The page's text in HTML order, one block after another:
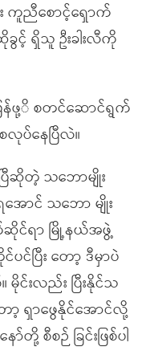
း ကူညီစောင့်ရှောက်
ခွင့် ရှိသူ ဦးခါးလီကို
ြန်ဖု့ိ စတင်ဆောင်ရွက်
ပ်နေပြီလဲ။
ြီဆိုတဲ့ သဘောမျိုး
ာင် သဘော မျိုး
င်ရာ မြို့နယ်အဖွဲ့
ပြီး တော့ ဒီမှာပဲ
မိုင်းလည်း ပြီးနိုင်သ
ာ့ ရှာဖွေနိုင်အောင်လို့
တို့ စီစဉ် ခြင်းဖြစ်ပါ